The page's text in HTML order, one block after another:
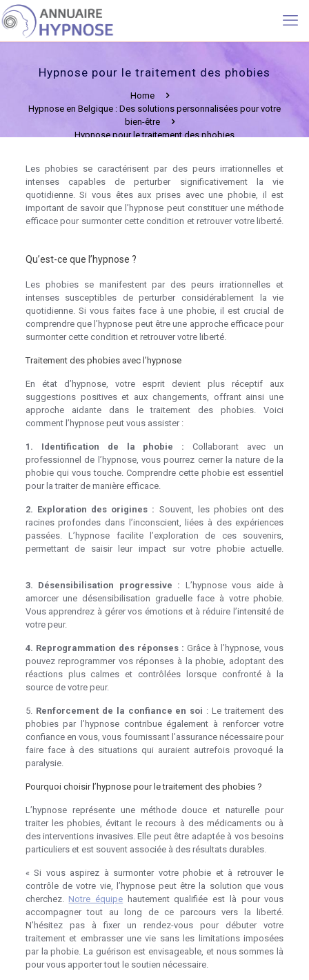
Hypnose pour le traitement des phobies
Home
Hypnose en Belgique : Des solutions personnalisées pour votre
bien-être
Hypnose pour le traitement des phobies
Les phobies se caractérisent par des peurs irrationnelles et
intenses capables de perturber significativement la vie
quotidienne. Si vous êtes aux prises avec une phobie, il est
important de savoir que l’hypnose peut constituer une méthode
efficace pour surmonter cette condition et retrouver votre liberté.
Qu’est-ce que l’hypnose ?
Les phobies se manifestent par des peurs irrationnelles et
intenses susceptibles de perturber considérablement la vie
quotidienne. Si vous faites face à une phobie, il est crucial de
comprendre que l’hypnose peut être une approche efficace pour
surmonter cette condition et retrouver votre liberté.
Traitement des phobies avec l’hypnose
En état d’hypnose, votre esprit devient plus réceptif aux
suggestions positives et aux changements, offrant ainsi une
approche aidante dans le traitement des phobies. Voici
comment l’hypnose peut vous assister :
1. Identification de la phobie : Collaborant avec un
professionnel de l’hypnose, vous pourrez cerner la nature de la
phobie qui vous touche. Comprendre cette phobie est essentiel
pour la traiter de manière efficace.
2. Exploration des origines : Souvent, les phobies ont des
racines profondes dans l’inconscient, liées à des expériences
passées. L’hypnose facilite l’exploration de ces souvenirs,
permettant de saisir leur impact sur votre phobie actuelle.
3. Désensibilisation progressive : L’hypnose vous aide à
amorcer une désensibilisation graduelle face à votre phobie.
Vous apprendrez à gérer vos émotions et à réduire l’intensité de
votre peur.
4. Reprogrammation des réponses : Grâce à l’hypnose, vous
pouvez reprogrammer vos réponses à la phobie, adoptant des
réactions plus calmes et contrôlées lorsque confronté à la
source de votre peur.
5. Renforcement de la confiance en soi : Le traitement des
phobies par l’hypnose contribue également à renforcer votre
confiance en vous, vous fournissant l’assurance nécessaire pour
faire face à des situations qui auraient autrefois provoqué la
paralysie.
Pourquoi choisir l’hypnose pour le traitement des phobies ?
L’hypnose représente une méthode douce et naturelle pour
traiter les phobies, évitant le recours à des médicaments ou à
des interventions invasives. Elle peut être adaptée à vos besoins
particuliers et est souvent associée à des résultats durables.
« Si vous aspirez à surmonter votre phobie et à retrouver le
contrôle de votre vie, l’hypnose peut être la solution que vous
cherchez. Notre équipe hautement qualifiée est là pour vous
accompagner tout au long de ce parcours vers la liberté.
N’hésitez pas à fixer un rendez-vous pour débuter votre
traitement et embrasser une vie sans les limitations imposées
par la phobie. La guérison est envisageable, et nous sommes là
pour vous apporter tout le soutien nécessaire.